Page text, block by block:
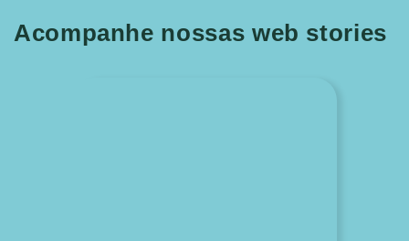
Acompanhe nossas web stories